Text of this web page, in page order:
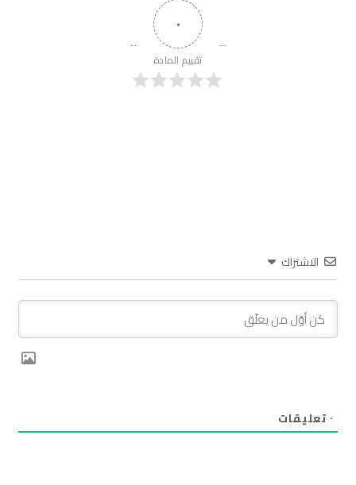
٠
تقييم المادة
الاشتراك
٠ تعليقات